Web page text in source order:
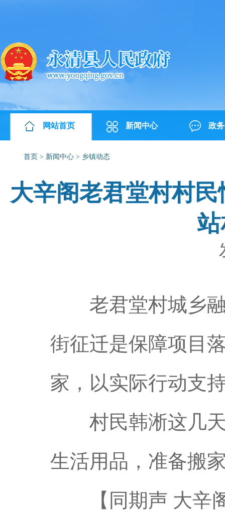
网站首页 新闻中心 政
首页 > 新闻中心 > 乡镇动态
大辛阁老君堂村村
老君堂村城乡融
街征迁是保障项目
家，以实际行动支
村民韩淅这几天
生活用品，准备搬
【同期声 大辛阁